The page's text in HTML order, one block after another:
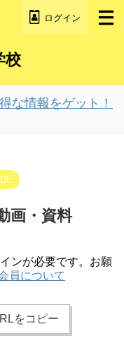
ログイン
校
な情報をゲット！
画・資料
ンが必要です。お願
員について
をコピー